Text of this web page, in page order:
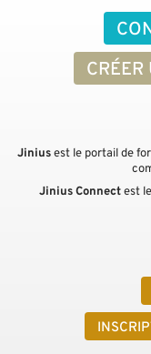
Jiniusest le portail de
Jinius Connectest